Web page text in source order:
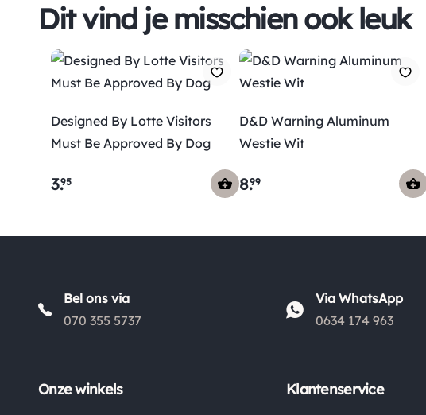
Dit vind je misschien ook leuk
Designed By Lotte Visitors
Must Be Approved By Dog
3.95
D&D Warning Aluminum
Westie Wit
8.99
Bel ons via
070 355 5737
Via WhatsApp
0634 174 963
Onze winkels Klantenservice